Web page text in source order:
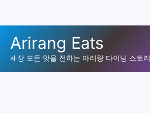
로
Arirang Eats
세상 모든 맛을 전하는 아리랑 다이닝 스토리